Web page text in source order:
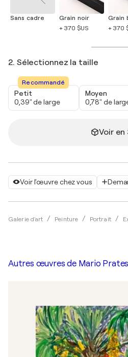
Voir l'œuvre chez vous
Galerie d'art Peinture Portrait
Sans cadre
Grain noir
+ 370 $US
Grain
+ 370
2. Sélectionnez la taille
Recommandé
Petit
0,39" de large
Moyen
0,78" de
Voir en
Autres œuvres de Mario